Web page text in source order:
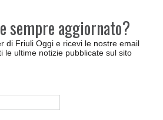
sempre aggiornato?
di Friuli Oggi e ricevi le nostre email
le ultime notizie pubblicate sul sito